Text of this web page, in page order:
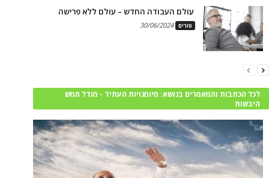
עולם העבודה החדש – עולם ללא פרישה
טורים 30/06/2024
לכל הכתבות והמאמרים בנושא: מיומנויות העתיד - מודל חמש
היבשות